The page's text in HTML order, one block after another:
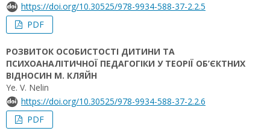
https://doi.org/10.30525/978-9934-588-37-2.2.5
PDF
РОЗВИТОК ОСОБИСТОСТІ ДИТИНИ ТА
ПСИХОАНАЛІТИЧНОЇ ПЕДАГОГІКИ У ТЕОРІЇ ОБ’ЄКТНИХ
ВІДНОСИН М. КЛЯЙН
Ye. V. Nelin
https://doi.org/10.30525/978-9934-588-37-2.2.6
PDF